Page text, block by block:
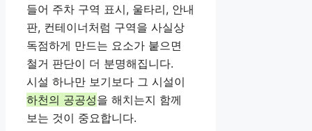
들어 주차 구역 표시, 울타리, 안내
판, 컨테이너처럼 구역을 사실상
독점하게 만드는 요소가 붙으면
철거 판단이 더 분명해집니다.
시설 하나만 보기보다 그 시설이
하천의 공공성을 해치는지 함께
보는 것이 중요합니다.